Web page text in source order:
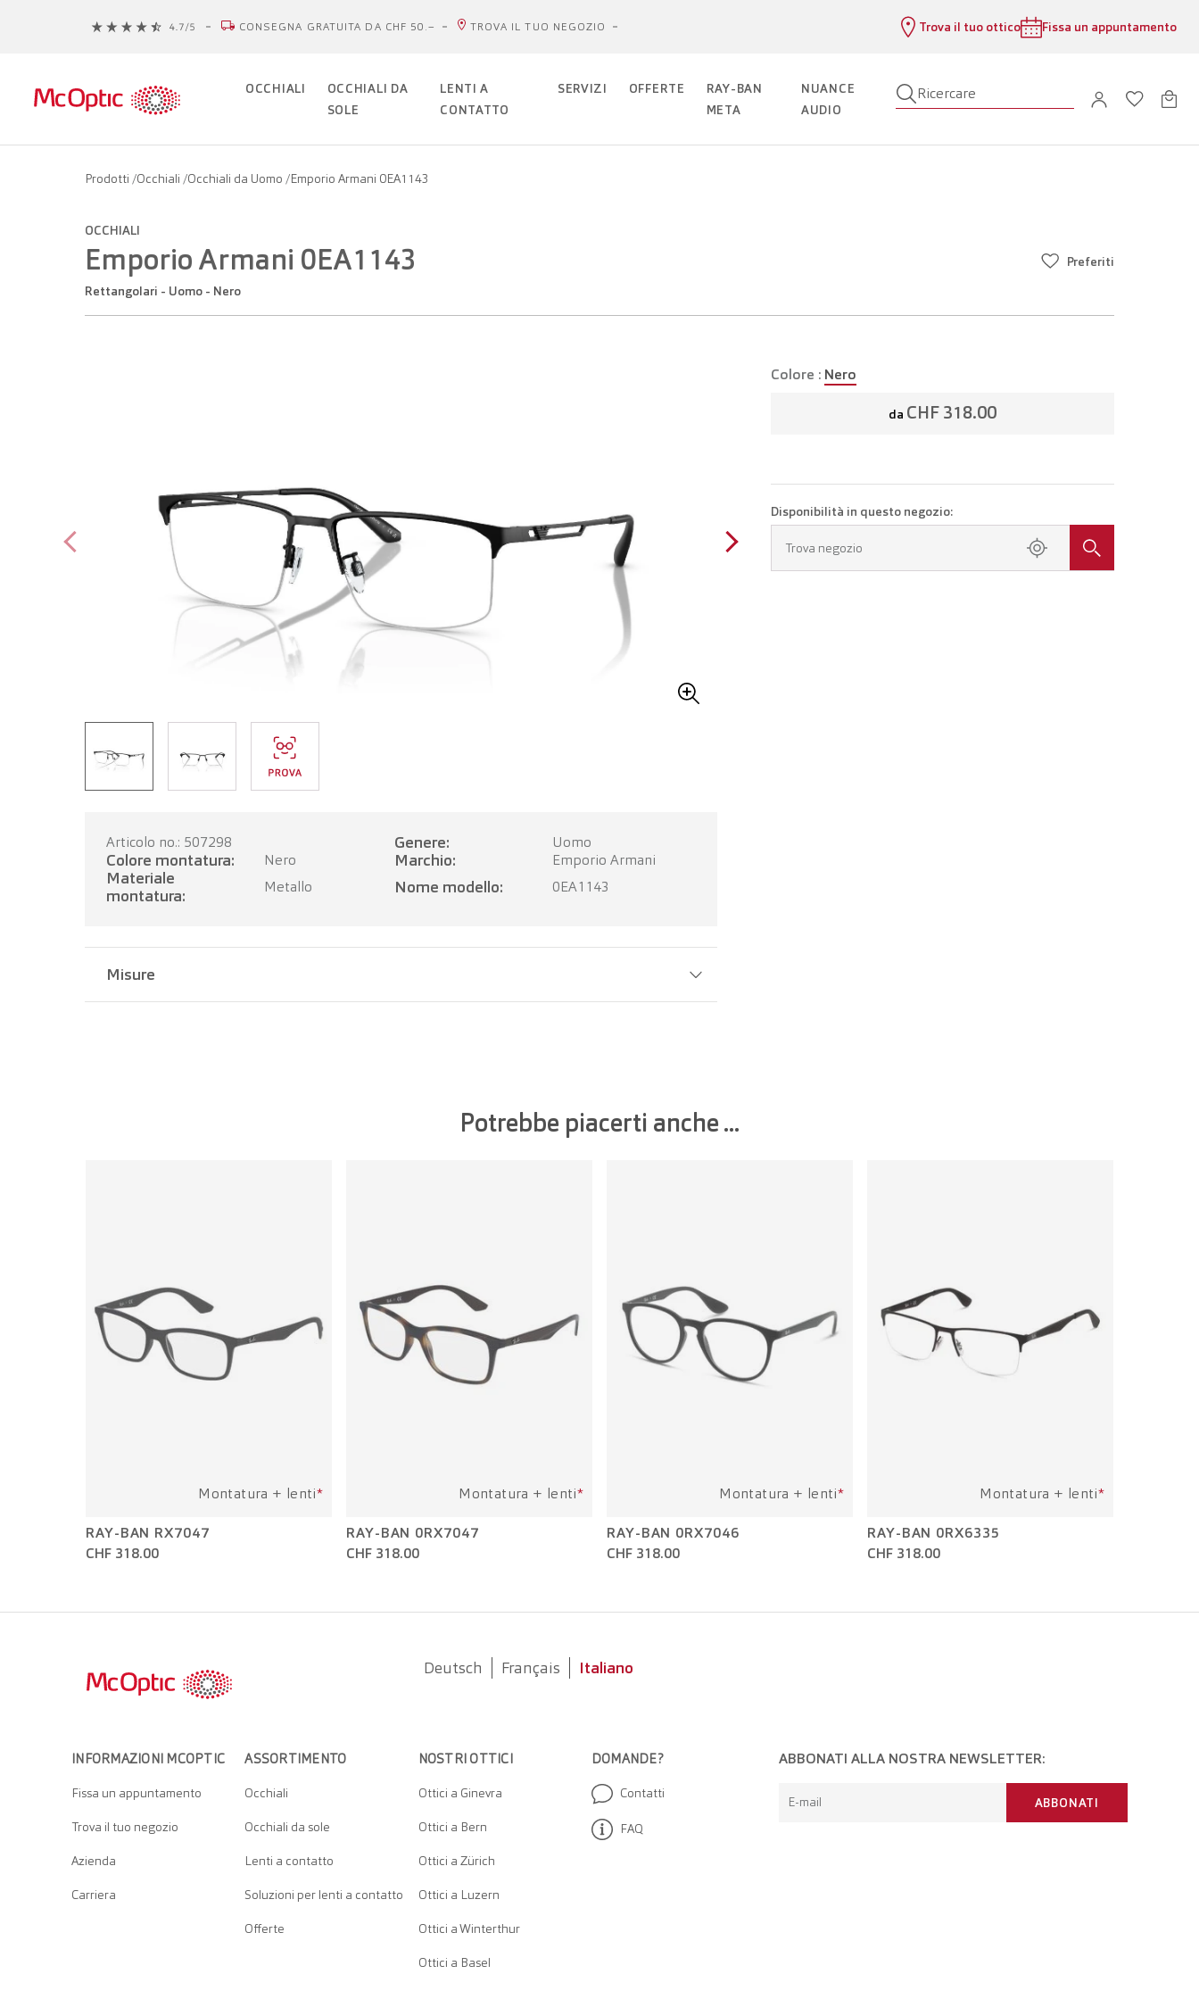
CONSEGNA GRATUITA DA CHF 50.– TROVA IL TUO NEGOZIO Trova il tuo ottico Fissa un appuntamento
OCCHIALI
OCCHIALI DA
SOLE
LENTI A
CONTATTO
SERVIZI OFFERTE
RAY-BAN
META
NUANCE
AUDIO
Ricercare
Prodotti /Occhiali /Occhiali da Uomo /Emporio Armani 0EA1143
OCCHIALI
Emporio Armani 0EA1143
Rettangolari - Uomo - Nero
Preferiti
Colore : Nero
da CHF 318.00
Disponibilità in questo negozio:
Trova negozio
Articolo no.: 507298 Genere: Uomo
Colore montatura: Nero Marchio: Emporio Armani
Materiale
montatura:
Metallo Nome modello: 0EA1143
Misure
Potrebbe piacerti anche ...
Montatura + lenti*
RAY-BAN RX7047
CHF 318.00
Montatura + lenti*
RAY-BAN 0RX7047
CHF 318.00
Montatura + lenti*
RAY-BAN 0RX7046
CHF 318.00
Montatura + lenti*
RAY-BAN 0RX6335
CHF 318.00
Deutsch Français Italiano
INFORMAZIONI MCOPTIC
Fissa un appuntamento
Trova il tuo negozio
Azienda
Carriera
ASSORTIMENTO
Occhiali
Occhiali da sole
Lenti a contatto
Soluzioni per lenti a contatto
Offerte
NOSTRI OTTICI
Ottici a Ginevra
Ottici a Bern
Ottici a Zürich
Ottici a Luzern
Ottici a Winterthur
Ottici a Basel
DOMANDE?
Contatti
FAQ
ABBONATI ALLA NOSTRA NEWSLETTER:
E-mail ABBONATI